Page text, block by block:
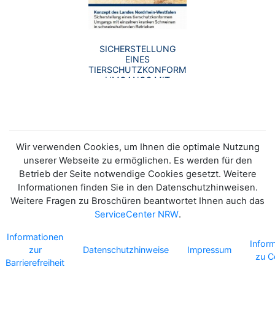
SICHERSTELLUNG
EINES
TIERSCHUTZKONFORMEN
UMGANGS MIT
Wir verwenden Cookies, um Ihnen die optimale Nutzung
unserer Webseite zu ermöglichen. Es werden für den
Betrieb der Seite notwendige Cookies gesetzt. Weitere
Informationen finden Sie in den Datenschutzhinweisen.
Weitere Fragen zu Broschüren beantwortet Ihnen auch das
ServiceCenter NRW.
Informationen
zur
Barrierefreiheit
Datenschutzhinweise Impressum
zu